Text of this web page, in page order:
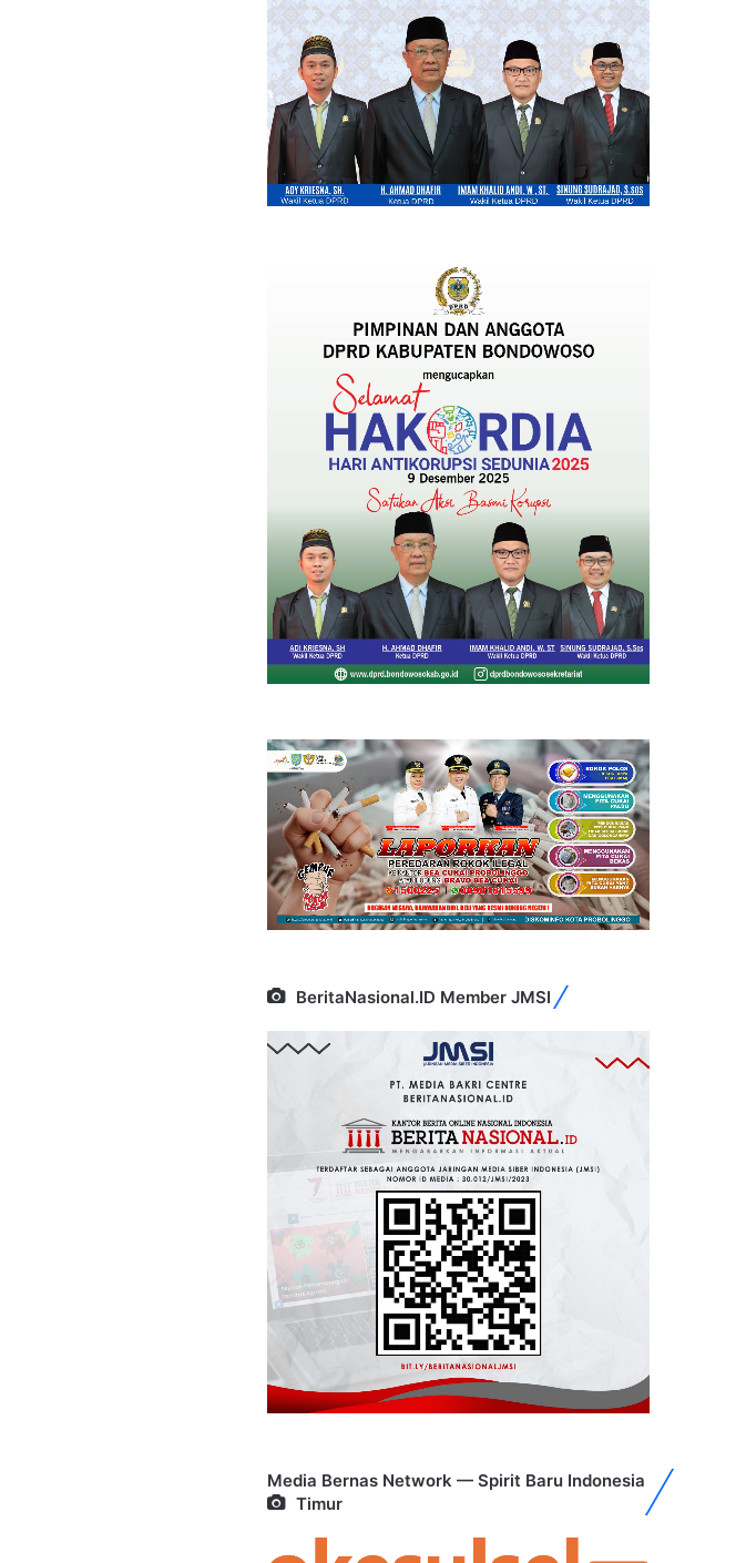
BeritaNasional.ID Member JMSI
Media Bernas Network — Spirit Baru Indonesia
Timur